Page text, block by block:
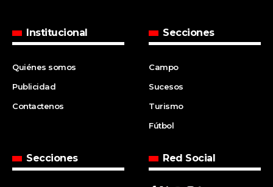
Institucional
Quiénes somos
Publicidad
Contactenos
Secciones
Campo
Sucesos
Turismo
Fútbol
Secciones Red Social